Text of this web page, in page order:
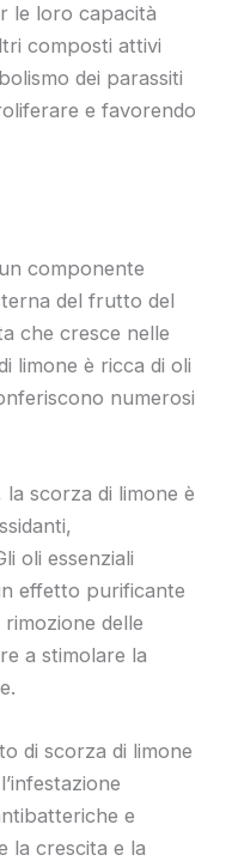
le loro capacità
composti attivi
dei parassiti
e favorendo
componente
del frutto del
che cresce nelle
limone è ricca di oli
numerosi
scorza di limone è
oli essenziali
effetto purificante
delle
a stimolare la
di scorza di limone
e
la crescita e la